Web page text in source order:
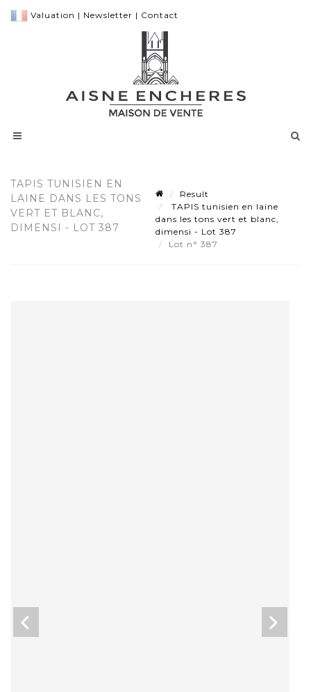
Valuation | Newsletter | Contact
TAPIS TUNISIEN EN
LAINE DANS LES TONS
VERT ET BLANC,
DIMENSI - LOT 387
Result
TAPIS tunisien en laine
dans les tons vert et blanc,
dimensi - Lot 387
Lot n° 387